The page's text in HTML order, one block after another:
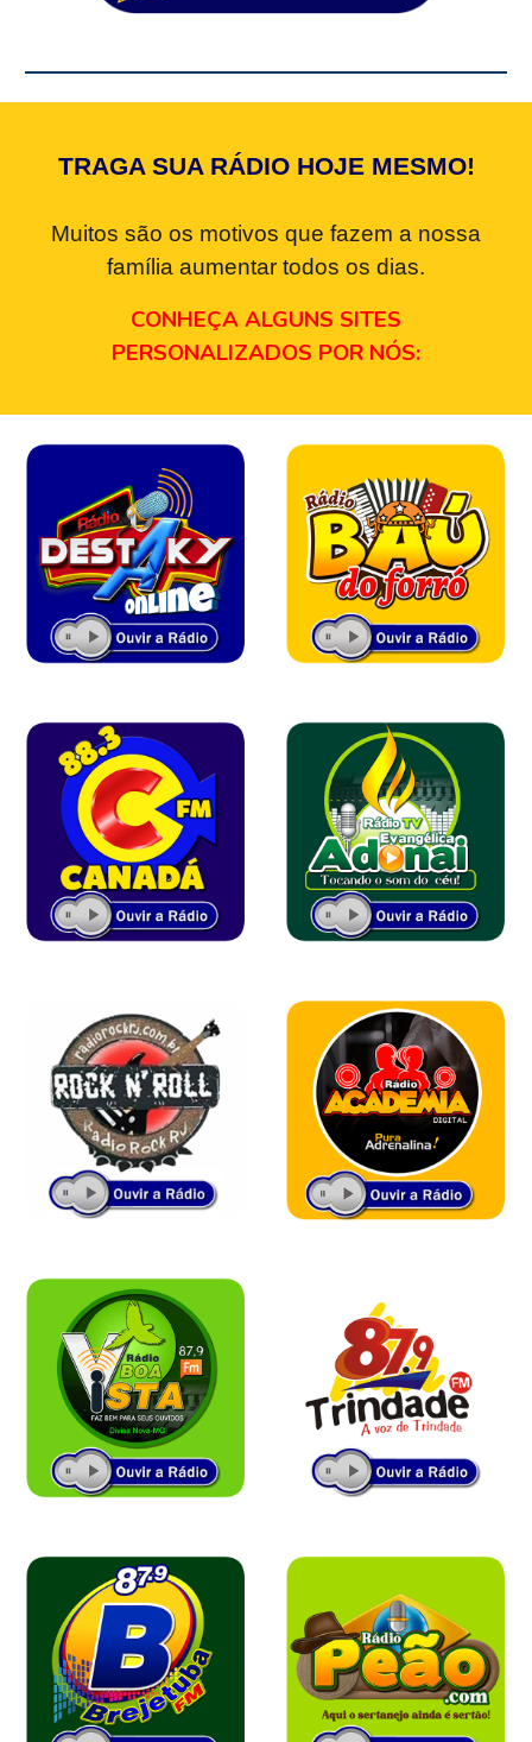
TRAGA SUA RÁDIO HOJE MESMO!
Muitos são os motivos que fazem a nossa
família aumentar todos os dias.
CONHEÇA ALGUNS SITES
PERSONALIZADOS POR NÓS: